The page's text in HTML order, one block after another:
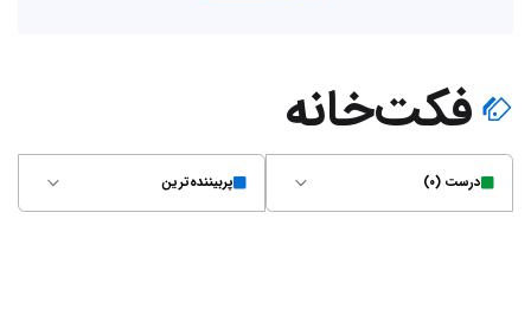
فکت‌خانه
درست (۰) پربیننده‌ترین